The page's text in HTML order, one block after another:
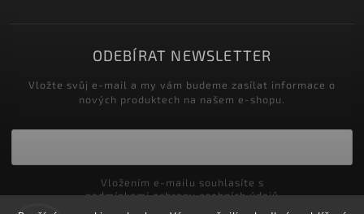
ODEBÍRAT NEWSLETTER
Vložte svůj e-mail a my vám budeme zasílat informace o
nových produktech na našem e-shopu.
podmínkami ochrany osobních údajů